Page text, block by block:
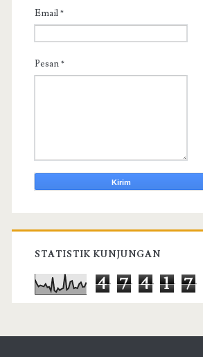
Email*
Pesan*
STATISTIK KUNJUNGAN
4 7 4 1 7